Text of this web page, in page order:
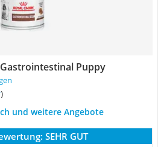
Puppy
)
und weitere Angebote
SEHR GUT